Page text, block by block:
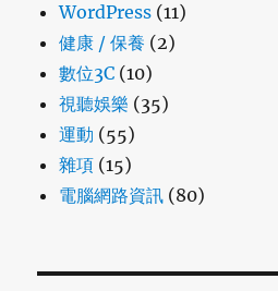
WordPress (11)
健康 / 保養 (2)
數位3C (10)
視聽娛樂 (35)
運動 (55)
雜項 (15)
電腦網路資訊 (80)